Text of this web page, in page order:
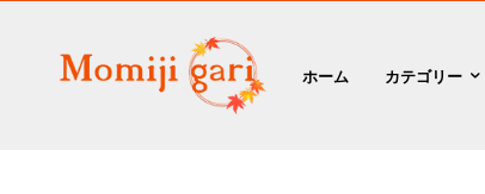
ホーム カテゴリー